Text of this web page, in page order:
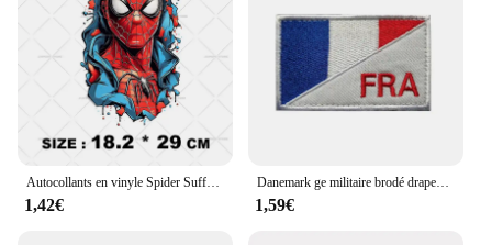
Autocollants en vinyle Spider Suffolk pour vêtements, transfert de chaleur, patch punk, appliques lavables, bricolage, cool, impression avant
1,42€
Danemark ge militaire brodé drapeau français, badge militaire brodé à coudre, crochet et boucle
1,59€